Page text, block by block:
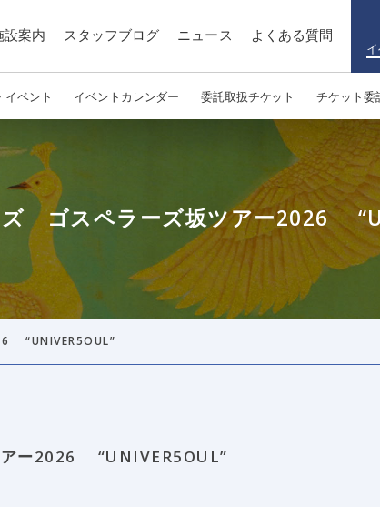
イベント イベントカレンダー 委託取扱チケット チケット委
設案内 スタッフブログ ニュース よくある質問
ズ ゴスペラーズ坂ツアー2026
“UNIVER5OUL”
アー2026 “UNIVER5OUL”